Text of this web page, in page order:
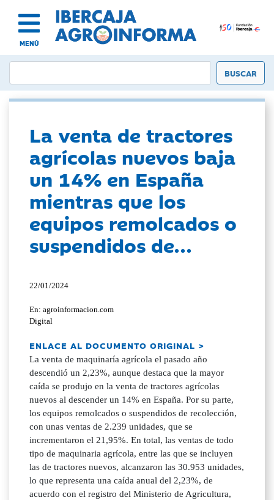
MENÚ
La venta de tractores
agrícolas nuevos baja
un 14% en España
mientras que los
equipos remolcados o
suspendidos de...
22/01/2024
En: agroinformacion.com
Digital
ENLACE AL DOCUMENTO ORIGINAL >
La venta de maquinaría agrícola el pasado año
descendió un 2,23%, aunque destaca que la mayor
caída se produjo en la venta de tractores agrícolas
nuevos al descender un 14% en España. Por su parte,
los equipos remolcados o suspendidos de recolección,
con unas ventas de 2.239 unidades, que se
incrementaron el 21,95%. En total, las ventas de todo
tipo de maquinaria agrícola, entre las que se incluyen
las de tractores nuevos, alcanzaron las 30.953 unidades,
lo que representa una caída anual del 2,23%, de
acuerdo con el registro del Ministerio de Agricultura,